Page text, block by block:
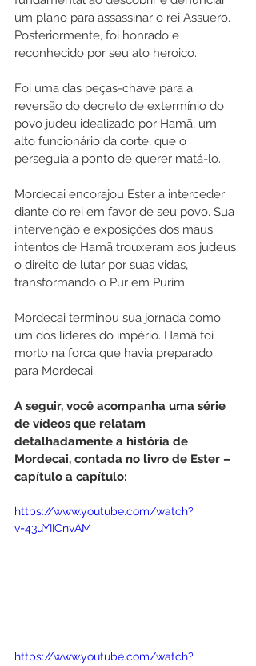
um plano para assassinar o rei Assuero.
Posteriormente, foi honrado e
reconhecido por seu ato heroico.
Foi uma das peças-chave para a
reversão do decreto de extermínio do
povo judeu idealizado por Hamã, um
alto funcionário da corte, que o
perseguia a ponto de querer matá-lo.
Mordecai encorajou Ester a interceder
diante do rei em favor de seu povo. Sua
intervenção e exposições dos maus
intentos de Hamã trouxeram aos judeus
o direito de lutar por suas vidas,
transformando o Pur em Purim.
Mordecai terminou sua jornada como
um dos líderes do império. Hamã foi
morto na forca que havia preparado
para Mordecai.
A seguir, você acompanha uma série
de vídeos que relatam
detalhadamente a história de
Mordecai, contada no livro de Ester –
capítulo a capítulo:
https://www.youtube.com/watch?
v=43uYIICnvAM
https://www.youtube.com/watch?